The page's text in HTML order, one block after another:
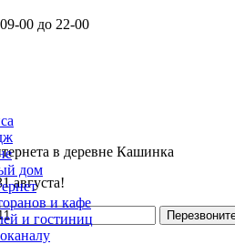
00 до 22-00
дом
и кафе
и гостиниц
в деревне Кашинка
августа!